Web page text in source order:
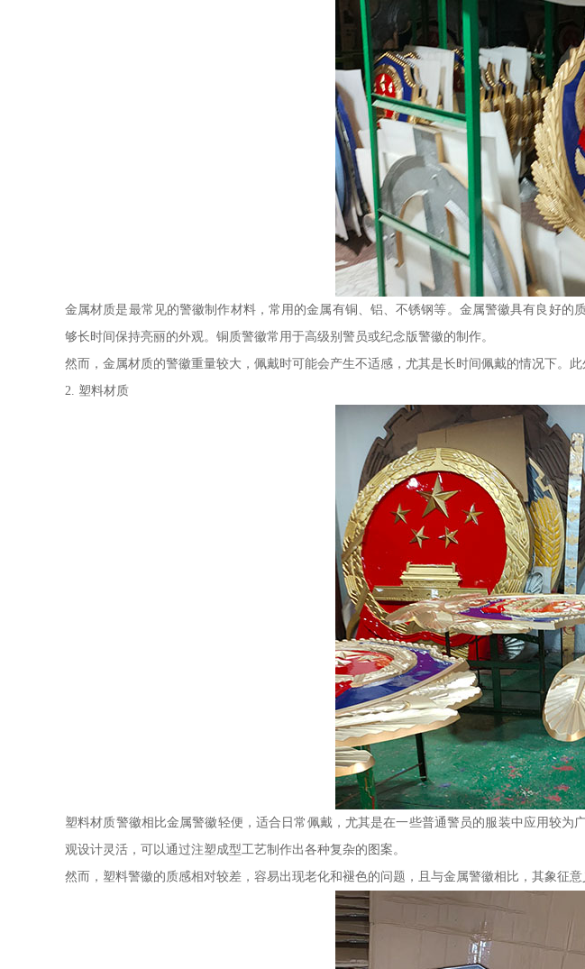
金属材质是最常见的警徽制作材料，常用的金属有铜、铝、不锈钢等。金属警徽具有良好
够长时间保持亮丽的外观。铜质警徽常用于高级别警员或纪念版警徽的制作。
然而，金属材质的警徽重量较大，佩戴时可能会产生不适感，尤其是长时间佩戴的情况下。
2. 塑料材质
塑料材质警徽相比金属警徽轻便，适合日常佩戴，尤其是在一些普通警员的服装中应用较
观设计灵活，可以通过注塑成型工艺制作出各种复杂的图案。
然而，塑料警徽的质感相对较差，容易出现老化和褪色的问题，且与金属警徽相比，其象征意